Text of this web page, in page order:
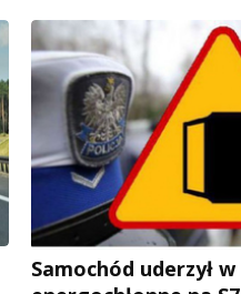
Samochód uderzył